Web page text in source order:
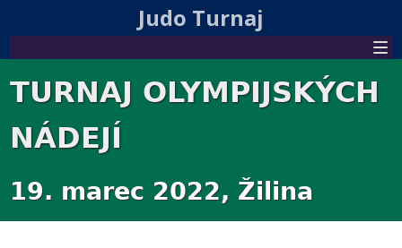
Judo Turnaj
TURNAJ OLYMPIJSKÝCH
NÁDEJÍ
19. marec 2022, Žilina